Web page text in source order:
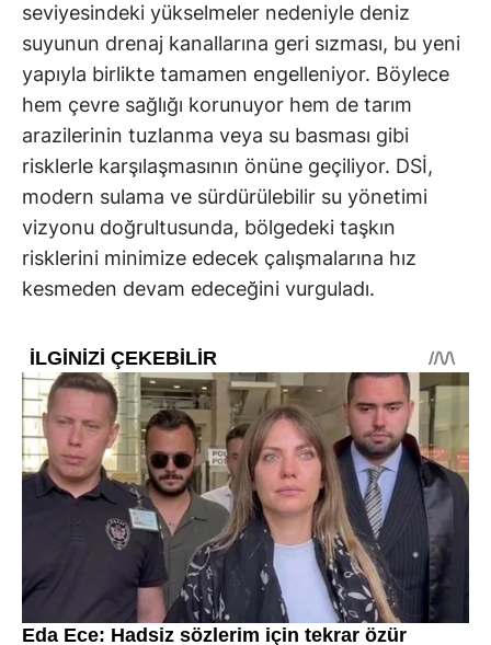
seviyesindeki yükselmeler nedeniyle deniz
suyunun drenaj kanallarına geri sızması, bu yeni
yapıyla birlikte tamamen engelleniyor. Böylece
hem çevre sağlığı korunuyor hem de tarım
arazilerinin tuzlanma veya su basması gibi
risklerle karşılaşmasının önüne geçiliyor. DSİ,
modern sulama ve sürdürülebilir su yönetimi
vizyonu doğrultusunda, bölgedeki taşkın
risklerini minimize edecek çalışmalarına hız
kesmeden devam edeceğini vurguladı.